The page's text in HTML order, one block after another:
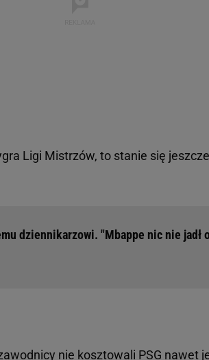
Ligi Mistrzów, to stanie się
dziennikarzowi. "Mbappe nic nie jadł
nie kosztowali PSG nawet